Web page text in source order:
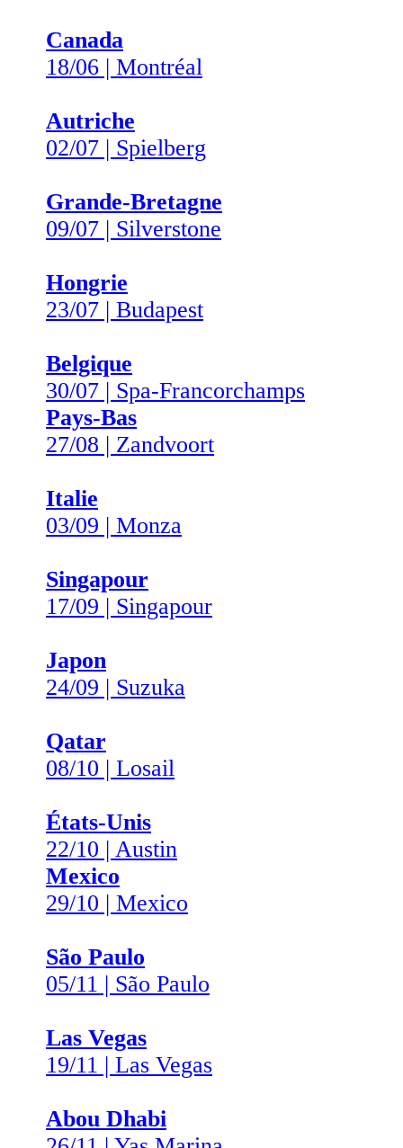
Canada
18/06 | Montréal
Autriche
02/07 | Spielberg
Grande-Bretagne
09/07 | Silverstone
Hongrie
23/07 | Budapest
Belgique
30/07 | Spa-Francorchamps
Pays-Bas
27/08 | Zandvoort
Italie
03/09 | Monza
Singapour
17/09 | Singapour
Japon
24/09 | Suzuka
Qatar
08/10 | Losail
États-Unis
22/10 | Austin
Mexico
29/10 | Mexico
São Paulo
05/11 | São Paulo
Las Vegas
19/11 | Las Vegas
Abou Dhabi